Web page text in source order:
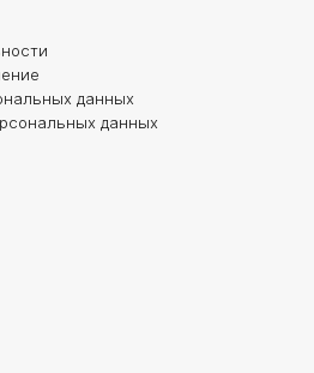
данных
данных